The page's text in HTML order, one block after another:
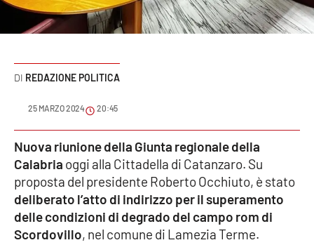
Cultura
VIDEO
Ambiente
Cronaca
REDAZIONE POLITICA
25 MARZO 2024 20:45
Nuova riunione della Giunta regionale della
Calabria oggi alla Cittadella di Catanzaro. Su
proposta del presidente Roberto Occhiuto, è stato
deliberato l’atto di indirizzo per il superamento
delle condizioni di degrado del campo rom di
Scordovillo, nel comune di Lamezia Terme.